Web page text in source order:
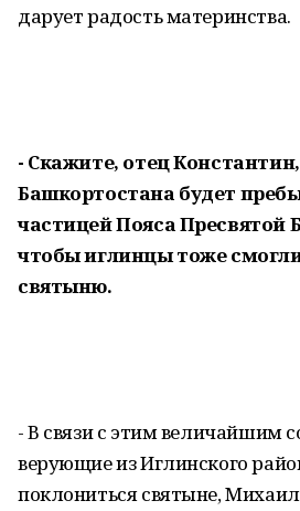
дарует радость материнства.
- Скажите, отец
Башкортостана будет
частицей Пояса Пресвятой
чтобы иглинцы тоже
святыню.
- В связи с этим величайшим
верующие из Иглинского
поклониться святыне,